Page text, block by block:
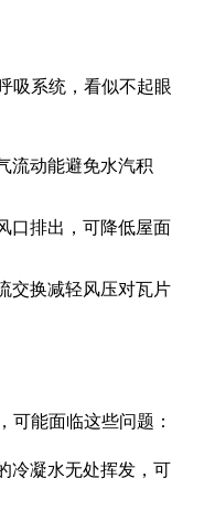
吸系统，看似不起眼
流动能避免水汽积
口排出，可降低屋面
交换减轻风压对瓦片
可能面临这些问题：
冷凝水无处挥发，可